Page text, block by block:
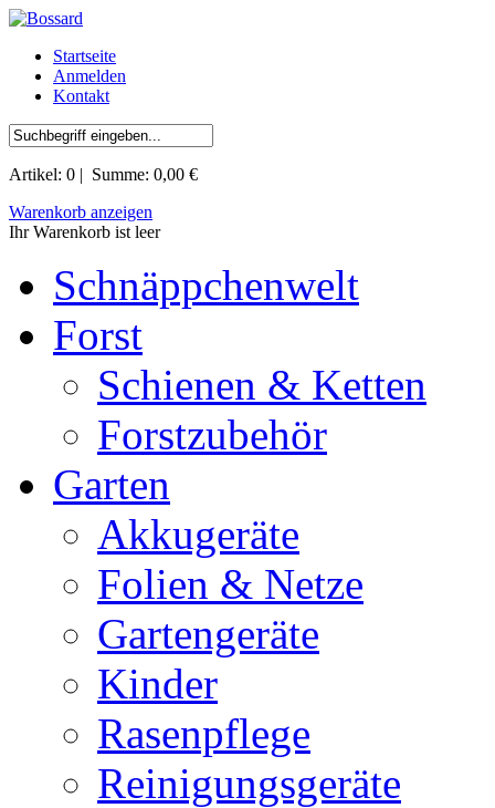
Startseite
Anmelden
Kontakt
Artikel: 0 | Summe: 0,00 €
Warenkorb anzeigen
Ihr Warenkorb ist leer
Schnäppchenwelt
Forst
Schienen & Ketten
Forstzubehör
Garten
Akkugeräte
Folien & Netze
Gartengeräte
Kinder
Rasenpflege
Reinigungsgeräte